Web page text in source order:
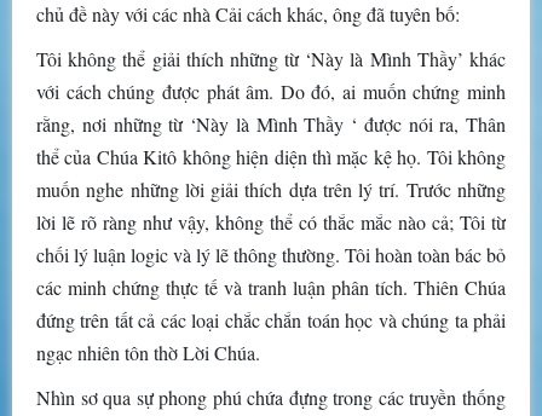
chủ đề này với các nhà Cải cách khác, ông đã tuyên bố:
Tôi không thể giải thích những từ ‘Này là Mình Thầy’ khác
với cách chúng được phát âm. Do đó, ai muốn chứng minh
rằng, nơi những từ ‘Này là Mình Thầy ‘ được nói ra, Thân
thể của Chúa Kitô không hiện diện thì mặc kệ họ. Tôi không
muốn nghe những lời giải thích dựa trên lý trí. Trước những
lời lẽ rõ ràng như vậy, không thể có thắc mắc nào cả; Tôi từ
chối lý luận logic và lý lẽ thông thường. Tôi hoàn toàn bác bỏ
các minh chứng thực tế và tranh luận phân tích. Thiên Chúa
đứng trên tất cả các loại chắc chắn toán học và chúng ta phải
ngạc nhiên tôn thờ Lời Chúa.
Nhìn sơ qua sự phong phú chứa đựng trong các truyền thống